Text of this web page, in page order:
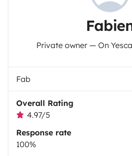
Private owner — On
Fab
Overall Rating
4.97/5
Response rate
100%